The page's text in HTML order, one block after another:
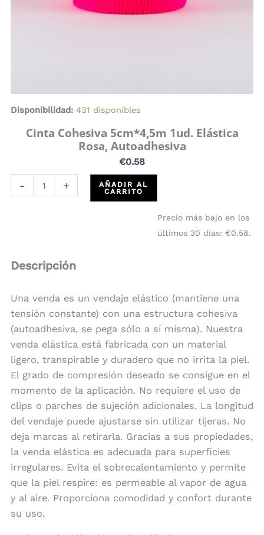
Cinta Cohesiva 5cm*4,5m 1ud. Elástica
Rosa, Autoadhesiva
€0.58
Disponibilidad: 431 disponibles
- +
AÑADIR AL
CARRITO
Precio más bajo en los
últimos 30 días: €0.58.
Descripción
Una venda es un vendaje elástico (mantiene una
tensión constante) con una estructura cohesiva
(autoadhesiva, se pega sólo a sí misma). Nuestra
venda elástica está fabricada con un material
ligero, transpirable y duradero que no irrita la piel.
El grado de compresión deseado se consigue en el
momento de la aplicación. No requiere el uso de
clips o parches de sujeción adicionales. La longitud
del vendaje puede ajustarse sin utilizar tijeras. No
deja marcas al retirarla. Gracias a sus propiedades,
la venda elástica es adecuada para superficies
irregulares. Evita el sobrecalentamiento y permite
que la piel respire: es permeable al vapor de agua
y al aire. Proporciona comodidad y confort durante
su uso.